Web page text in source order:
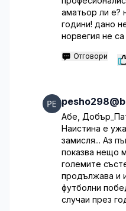
аматьор ли е?
години! дано
норвегия не
Отговори
Абе,
Наистина е
замисля... Аз
показва нещо
големите
продължава и
футболни
случаи през